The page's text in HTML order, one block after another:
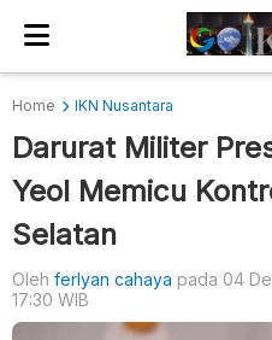
Home IKN Nusantara
Darurat Militer
Yeol Memicu
Selatan
Oleh ferlyan cahaya pada 04
17:30 WIB